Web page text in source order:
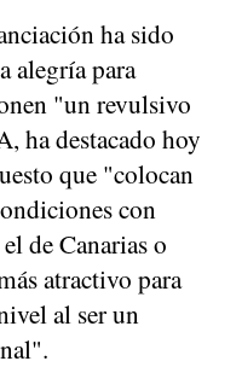
ha sido
alegría para
"un revulsivo
ha destacado hoy
que "colocan
con
de Canarias o
atractivo para
al ser un